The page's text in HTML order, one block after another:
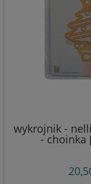
wykrojnik -
- choinka